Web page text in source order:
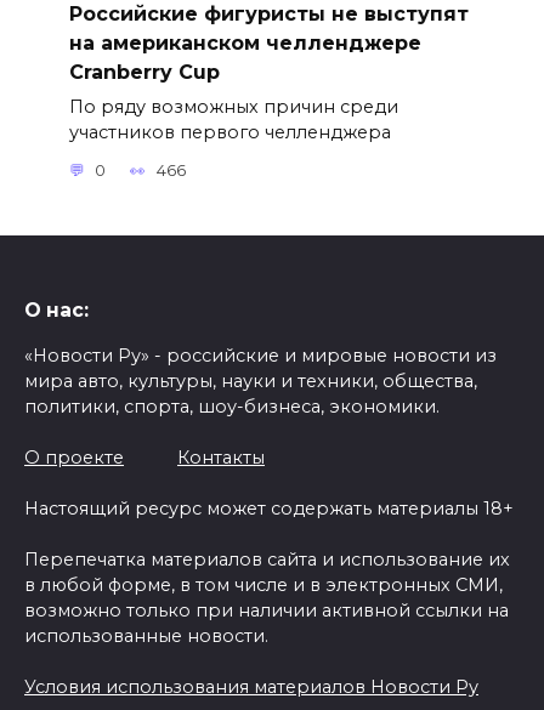
Российские фигуристы не выступят
на американском челленджере
Cranberry Cup
По ряду возможных причин среди
участников первого челленджера
0 466
О нас:
«Новости Ру» - российские и мировые новости из
мира авто, культуры, науки и техники, общества,
политики, спорта, шоу-бизнеса, экономики.
О проекте Контакты
Настоящий ресурс может содержать материалы 18+
Перепечатка материалов сайта и использование их
в любой форме, в том числе и в электронных СМИ,
возможно только при наличии активной ссылки на
использованные новости.
Условия использования материалов Новости Ру